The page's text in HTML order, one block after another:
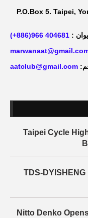
P.O.Box 5. Taipei,
:
404681 966(886+)
aatclub@gmail.com
Taipei Cycle
TDS-
Nitto Denko